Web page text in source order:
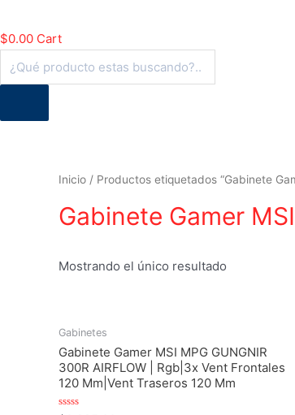
$0.00 Cart
Búsqueda
de
Inicio / Productos etiquetados “Gabinete
Gabinete Gamer MSI
Mostrando el único resultado
Gabinetes
Gabinete Gamer MSI MPG GUNGNIR
300R AIRFLOW | Rgb|3x Vent Frontales
120 Mm|Vent Traseros 120 Mm